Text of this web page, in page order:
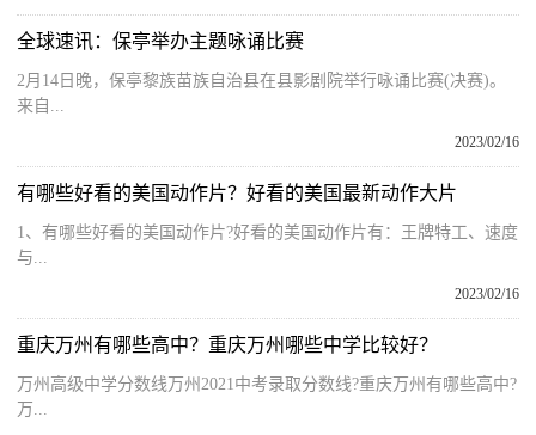
全球速讯：保亭举办主题咏诵比赛
2月14日晚，保亭黎族苗族自治县在县影剧院举行咏诵比赛(决赛)。
来自...
2023/02/16
有哪些好看的美国动作片？好看的美国最新动作大片
1、有哪些好看的美国动作片?好看的美国动作片有：王牌特工、速度
与...
2023/02/16
重庆万州有哪些高中？重庆万州哪些中学比较好？
万州高级中学分数线万州2021中考录取分数线?重庆万州有哪些高中?
万...